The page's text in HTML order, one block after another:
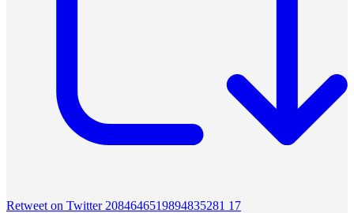
Retweet on Twitter 2084646519894835281 17